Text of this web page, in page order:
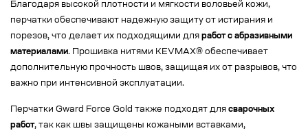
Благодаря высокой плотности и мягкости воловьей кожи,
перчатки обеспечивают надежную защиту от истирания и
порезов, что делает их подходящими для работ с абразивными
материалами. Прошивка нитями KEVMAX® обеспечивает
дополнительную прочность швов, защищая их от разрывов, что
важно при интенсивной эксплуатации.
Перчатки Gward Force Gold также подходят для сварочных
работ, так как швы защищены кожаными вставками,